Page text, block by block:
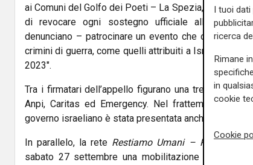
ai Comuni del Golfo dei Poeti – La Spezia, Lerici,
di revocare ogni sostegno ufficiale alla
denunciano – patrocinare un evento che ospita
crimini di guerra, come quelli attribuiti a Israele nella
2023".
Tra i firmatari dell’appello figurano una trentina di
Anpi, Caritas ed Emergency. Nel frattempo, una
governo israeliano è stata presentata anche in
In parallelo, la rete Restiamo Umani –
sabato 27 settembre una mobilitazione nazionale
I tuoi
ricerca
Rimane
in
cookie
Cookie